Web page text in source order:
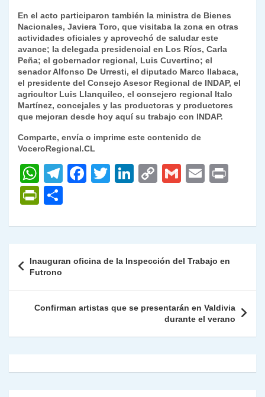
En el acto participaron también la ministra de Bienes
Nacionales, Javiera Toro, que visitaba la zona en otras
actividades oficiales y aprovechó de saludar este
avance; la delegada presidencial en Los Ríos, Carla
Peña; el gobernador regional, Luis Cuvertino; el
senador Alfonso De Urresti, el diputado Marco Ilabaca,
el presidente del Consejo Asesor Regional de INDAP, el
agricultor Luis Llanquileo, el consejero regional Italo
Martínez, concejales y las productoras y productores
que mejoran desde hoy aquí su trabajo con INDAP.
Comparte, envía o imprime este contenido de
VoceroRegional.CL
W
h
at
s
p
p
T
gr
m
F
e
o
o
k
T
er
Li
e
n
C
y
n
k
G
l
E
l
P
nt
ie
n
dl
m
ar
tir
de
entradas
Inauguran oficina de la Inspección del Trabajo en
Futrono
Confirman artistas que se presentarán en Valdivia
durante el verano